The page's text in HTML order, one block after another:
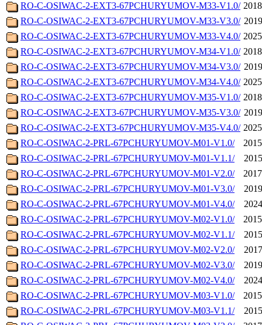
RO-C-OSIWAC-2-EXT3-67PCHURYUMOV-M33-V1.0/
RO-C-OSIWAC-2-EXT3-67PCHURYUMOV-M33-V3.0/
RO-C-OSIWAC-2-EXT3-67PCHURYUMOV-M33-V4.0/
RO-C-OSIWAC-2-EXT3-67PCHURYUMOV-M34-V1.0/
RO-C-OSIWAC-2-EXT3-67PCHURYUMOV-M34-V3.0/
RO-C-OSIWAC-2-EXT3-67PCHURYUMOV-M34-V4.0/
RO-C-OSIWAC-2-EXT3-67PCHURYUMOV-M35-V1.0/
RO-C-OSIWAC-2-EXT3-67PCHURYUMOV-M35-V3.0/
RO-C-OSIWAC-2-EXT3-67PCHURYUMOV-M35-V4.0/
RO-C-OSIWAC-2-PRL-67PCHURYUMOV-M01-V1.0/
RO-C-OSIWAC-2-PRL-67PCHURYUMOV-M01-V1.1/
RO-C-OSIWAC-2-PRL-67PCHURYUMOV-M01-V2.0/
RO-C-OSIWAC-2-PRL-67PCHURYUMOV-M01-V3.0/
RO-C-OSIWAC-2-PRL-67PCHURYUMOV-M01-V4.0/
RO-C-OSIWAC-2-PRL-67PCHURYUMOV-M02-V1.0/
RO-C-OSIWAC-2-PRL-67PCHURYUMOV-M02-V1.1/
RO-C-OSIWAC-2-PRL-67PCHURYUMOV-M02-V2.0/
RO-C-OSIWAC-2-PRL-67PCHURYUMOV-M02-V3.0/
RO-C-OSIWAC-2-PRL-67PCHURYUMOV-M02-V4.0/
RO-C-OSIWAC-2-PRL-67PCHURYUMOV-M03-V1.0/
RO-C-OSIWAC-2-PRL-67PCHURYUMOV-M03-V1.1/